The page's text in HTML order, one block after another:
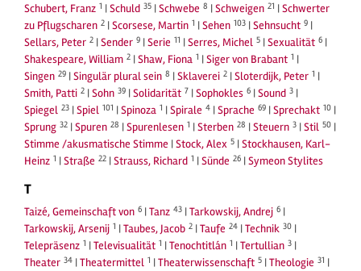
Schubert, Franz 1 |Schuld 35 |Schwebe 8 |Schweigen 21 |Schwerter
zu Pflugscharen 2 |Scorsese, Martin 1 |Sehen 103 |Sehnsucht 9 |
Sellars, Peter 2 |Sender 9 |Serie 11 |Serres, Michel 5 |Sexualität 6 |
Shakespeare, William 2 |Shaw, Fiona 1 |Siger von Brabant 1 |
Singen 29 |Singulär plural sein 8 |Sklaverei 2 |Sloterdijk, Peter 1 |
Smith, Patti 2 |Sohn 39 |Solidarität 7 |Sophokles 6 |Sound 3 |
Spiegel 23 |Spiel 101 |Spinoza 1 |Spirale 4 |Sprache 69 |Sprechakt 10 |
Sprung 32 |Spuren 28 |Spurenlesen 1 |Sterben 28 |Steuern 3 |Stil 50 |
Stimme /akusmatische Stimme |Stock, Alex 5 |Stockhausen, Karl-
Heinz 1 |Straße 22 |Strauss, Richard 1 |Sünde 26 |Symeon Stylites
T
Taizé, Gemeinschaft von 6 |Tanz 43 |Tarkowskij, Andrej 6 |
Tarkowskij, Arsenij 1 |Taubes, Jacob 2 |Taufe 24 |Technik 30 |
Telepräsenz 1 |Televisualität 1 |Tenochtitlán 1 |Tertullian 3 |
Theater 34 |Theatermittel 1 |Theaterwissenschaft 5 |Theologie 31 |